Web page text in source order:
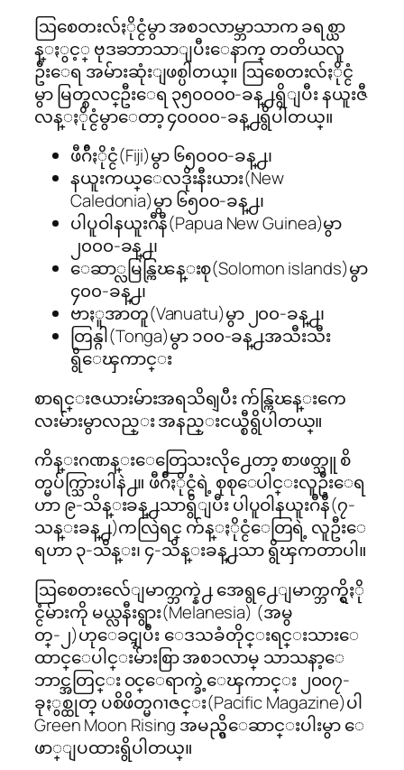
ဩစေတးလ်ႏိုင္ငံမွာ အစၥလာမ္ဘာသာက ခရစ္ယာ
န္ႏွင့္ ဗုဒၶဘာသာျပီးေနာက္ တတိယလူ
ဦးေရ အမ်ားဆုံးျဖစ္ပါတယ္။ ဩစေတးလ်ႏိုင္ငံ
မွာ မြတ္စလင္ဦးေရ ၃၅၀၀၀၀-ခန္႕ရွိျပီး နယူးဇီ
လန္ႏိုင္ငံမွာေတာ့ ၄၀၀၀၀-ခန္႕ရွိပါတယ္။
ဖီဂ်ီႏိုင္ငံ(Fiji)မွာ ၆၅၀၀၀-ခန္႕၊
နယူးကယ္ေလဒိုးနီးယား(New
Caledonia)မွာ ၆၅၀၀-ခန္႕၊
ပါပူဝါနယူးဂီနီ(Papua New Guinea)မွာ
၂၀၀၀-ခန္႕၊
ေဆာ္လမြန္ကြၽန္းစု(Solomon islands)မွာ
၄၀၀-ခန္႕၊
ဗာႏူအာတူ(Vanuatu)မွာ ၂၀၀-ခန္႕၊
တြန္ဂါ(Tonga)မွာ ၁၀၀-ခန္႕အသီးသီး
ရွိေၾကာင္း
စာရင္းဇယားမ်ားအရသိရျပီး က်န္ကြၽန္းကေ
လးမ်ားမွာလည္း အနည္းငယ္စီရွိပါတယ္။
ကိန္းဂဏန္းေတြေသးလို႕ေတာ့ စာဖတ္သူ စိ
တ္မပ်က္သြားပါနဲ႕။ ဖီဂ်ီႏိုင္ငံရဲ့ စုစုေပါင္းလူဦးေရ
ဟာ ၉-သိန္းခန္႕သာရွိျပီး ပါပူဝါနယူးဂီနီ(၇-
သန္းခန္႕)ကလြဲရင္ က်န္ႏိုင္ငံေတြရဲ့ လူဦးေ
ရဟာ ၃-သိန္း၊ ၄-သိန္းခန္႕သာ ရွိၾကတာပါ။
ဩစေတးလ်ေျမာက္ဘက္နဲ႕ အေရွ႕ေျမာက္ဘက္ရွိႏို
င္ငံမ်ားကို မယ္လနီးရွား(Melanesia) (အမွ
တ္-၂)ဟုေခၚျပီး ေဒသခံတိုင္းရင္းသားေ
ထာင္ေပါင္းမ်ားစြာ အစၥလာမ္ သာသနာ့ေ
ဘာင္အတြင္း ဝင္ေရာက္ခဲ့ေၾကာင္း ၂၀၀၇-
ခုႏွစ္ထုတ္ ပစိဖိတ္မဂၢဇင္း(Pacific Magazine)ပါ
Green Moon Rising အမည္ရွိေဆာင္းပါးမွာ ေ
ဖာ္ျပထားရွိပါတယ္။